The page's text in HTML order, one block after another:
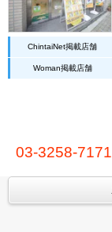
ChintaiNet掲載店舗
Woman掲載店舗
03-3258-7171